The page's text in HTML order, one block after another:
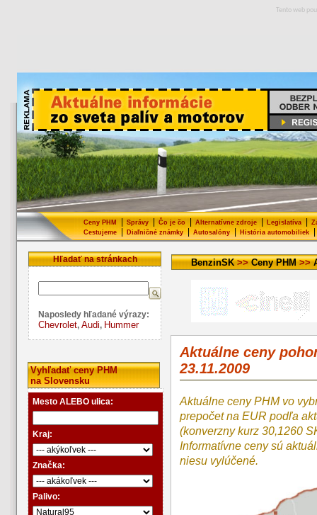
Tento web
Ceny PHM Správy Čo je čo Alternatívne zdroje Legislatíva
Cestujeme| Diaľničné známky| Autosalóny| História automobiliek|
Hľadať na stránkach
Naposledy hľadané výrazy:
Chevrolet, Audi, Hummer
Vyhľadať ceny PHM
na Slovensku
Mesto ALEBO ulica:
Kraj:
Značka:
Palivo:
BenzinSK>>Ceny PHM>>
Aktuálne ceny
23.11.2009
Aktuálne ceny PHM vo
prepočet na EUR podľa
(konverzny kurz 30,1260
Informatívne ceny sú
niesu vylúčené.